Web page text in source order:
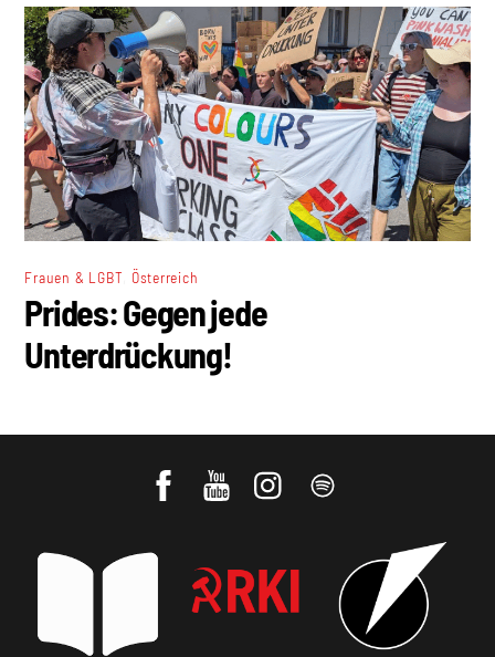
Frauen & LGBT Österreich
Prides: Gegen jede
Unterdrückung!